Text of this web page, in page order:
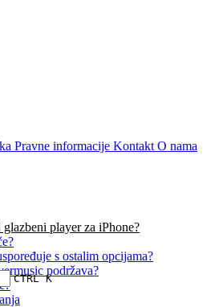
Pravne informacije Kontakt O nama
CTRL K
player za iPhone?
s ostalim opcijama?
podržava?